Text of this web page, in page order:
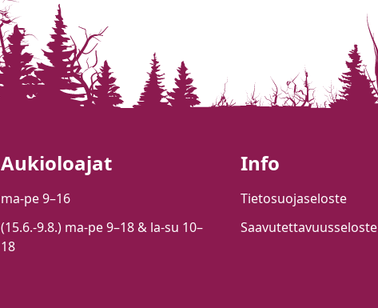
Aukioloajat
ma-pe 9–16
(15.6.-9.8.) ma-pe 9–18 & la-su 10–
18
Info
Tietosuojaseloste
Saavutettavuusseloste